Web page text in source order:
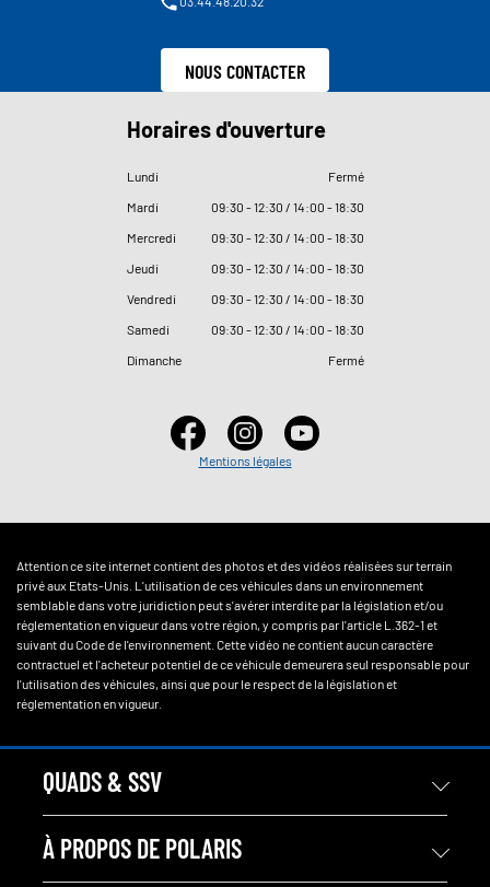
NOUS CONTACTER
Horaires d'ouverture
Lundi
Fermé
Mardi
09:30 - 12:30 / 14:00 - 18:30
Mercredi
09:30 - 12:30 / 14:00 - 18:30
Jeudi
09:30 - 12:30 / 14:00 - 18:30
Vendredi
09:30 - 12:30 / 14:00 - 18:30
Samedi
09:30 - 12:30 / 14:00 - 18:30
Dimanche
Fermé
Mentions légales
Attention ce site internet contient des photos et des vidéos réalisées sur terrain
privé aux Etats-Unis. L'utilisation de ces véhicules dans un environnement
semblable dans votre juridiction peut s'avérer interdite par la législation et/ou
réglementation en vigueur dans votre région, y compris par l'article L.362-1 et
suivant du Code de l'environnement. Cette vidéo ne contient aucun caractère
contractuel et l'acheteur potentiel de ce véhicule demeurera seul responsable pour
l'utilisation des véhicules, ainsi que pour le respect de la législation et
réglementation en vigueur.
QUADS & SSV
À PROPOS DE POLARIS